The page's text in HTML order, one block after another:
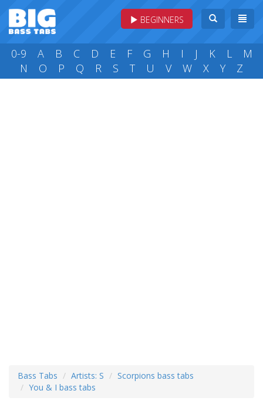
BEGINNERS
0-9 A B C D E F G H I J K L
M
N
O P Q R S T U V W X Y Z
Bass Tabs Artists: S
Scorpions bass tabs
You & I bass tabs